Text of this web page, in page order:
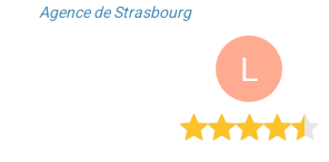
Agence de Strasbourg